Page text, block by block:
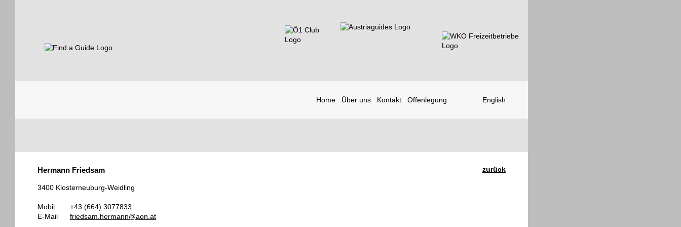
Home Über uns Kontakt Offenlegung English
Guides
zurück
Hermann Friedsam
3400 Klosterneuburg-Weidling
Mobil
+43 (664) 3077833
E-Mail
friedsam.hermann@aon.at